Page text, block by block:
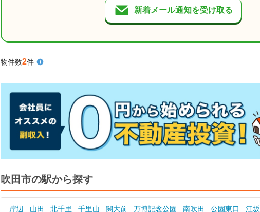
新着メール通知を受け取る
物件数2件
吹田市の駅から探す
岸辺 山田 北千里 千里山 関大前 万博記念公園 南吹田 公園東口 江坂